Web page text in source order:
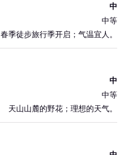
中
中等
春季徒步旅行季开启；气温宜人。
中
中等
天山山麓的野花；理想的天气。